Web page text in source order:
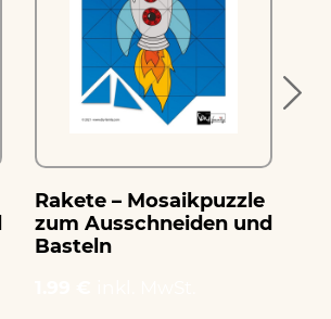
Rakete – Mosaikpuzzle
zum Ausschneiden und
Basteln